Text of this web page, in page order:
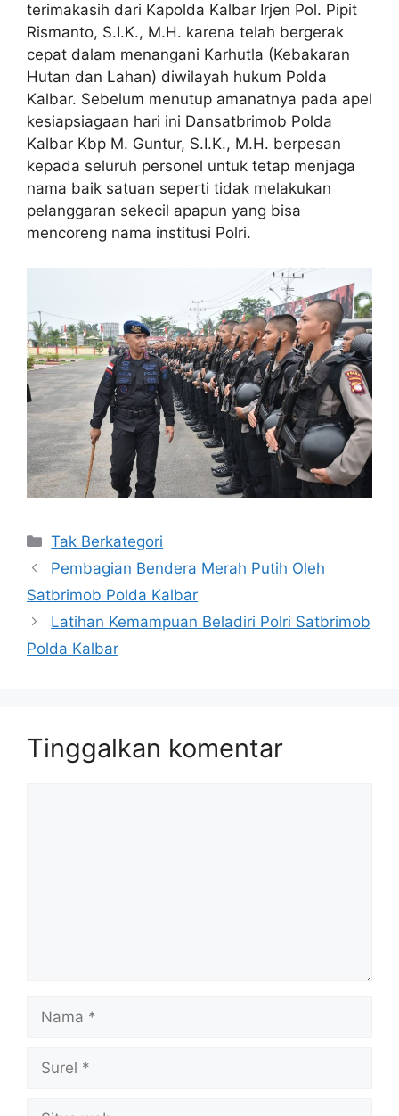
terimakasih dari Kapolda Kalbar Irjen Pol. Pipit
Rismanto, S.I.K., M.H. karena telah bergerak
cepat dalam menangani Karhutla (Kebakaran
Hutan dan Lahan) diwilayah hukum Polda
Kalbar. Sebelum menutup amanatnya pada apel
kesiapsiagaan hari ini Dansatbrimob Polda
Kalbar Kbp M. Guntur, S.I.K., M.H. berpesan
kepada seluruh personel untuk tetap menjaga
nama baik satuan seperti tidak melakukan
pelanggaran sekecil apapun yang bisa
mencoreng nama institusi Polri.
Kategori
Tak Berkategori
Pembagian Bendera Merah Putih Oleh
Satbrimob Polda Kalbar
Latihan Kemampuan Beladiri Polri Satbrimob
Polda Kalbar
Tinggalkan komentar
Nama
Surel
Situs